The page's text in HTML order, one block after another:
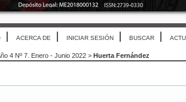
ACERCA DE INICIAR SESIÓN BUSCAR
4 Nº 7. Enero - Junio 2022 > Huerta Fernández